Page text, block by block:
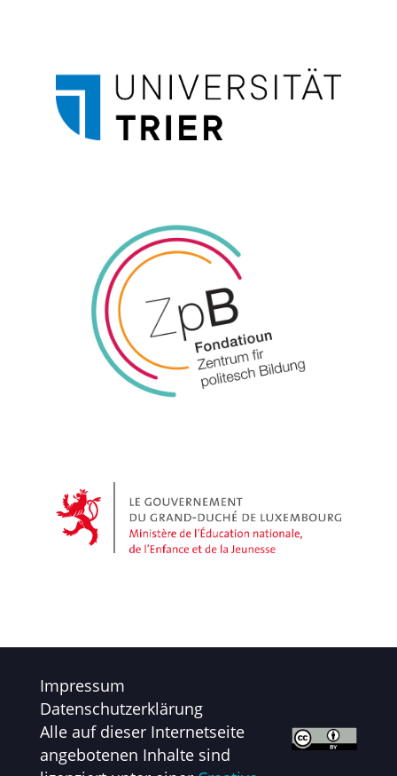
Impressum
Datenschutzerklärung
Alle auf dieser Internetseite
angebotenen Inhalte sind